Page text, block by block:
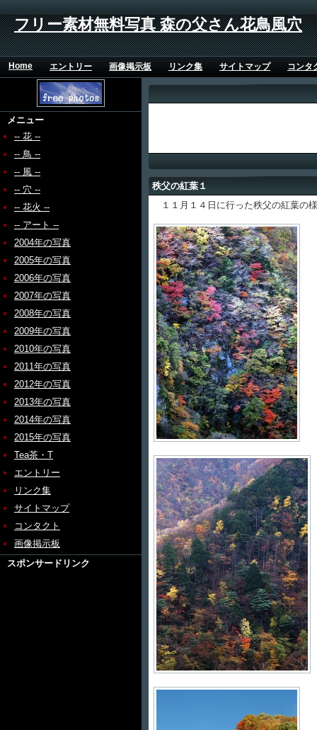
フリー素材無料写真 森の父さん花鳥風穴
Home エントリー 画像掲示板 リンク集 サイトマップ コンタ
メニュー
-- 花 --
-- 鳥 --
-- 風 --
-- 穴 --
-- 花火 --
-- アート --
2004年の写真
2005年の写真
2006年の写真
2007年の写真
2008年の写真
2009年の写真
2010年の写真
2011年の写真
2012年の写真
2013年の写真
2014年の写真
2015年の写真
Tea茶・T
エントリー
リンク集
サイトマップ
コンタクト
画像掲示板
スポンサードリンク
秩父の紅葉１
１１月１４日に行った秩父の紅葉の